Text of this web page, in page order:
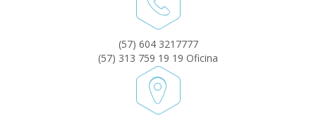
(57) 604 3217777
(57) 313 759 19 19 Oficina